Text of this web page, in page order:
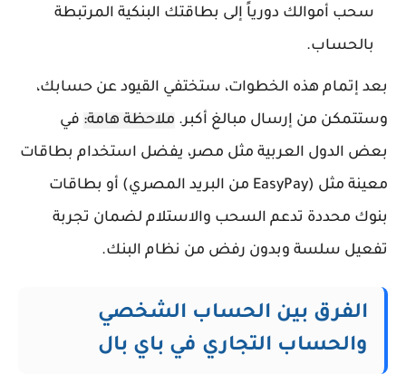
سحب أموالك دورياً إلى بطاقتك البنكية المرتبطة
بالحساب.
بعد إتمام هذه الخطوات، ستختفي القيود عن حسابك،
وستتمكن من إرسال مبالغ أكبر. ملاحظة هامة: في
بعض الدول العربية مثل مصر، يفضل استخدام بطاقات
معينة مثل (EasyPay من البريد المصري) أو بطاقات
بنوك محددة تدعم السحب والاستلام لضمان تجربة
تفعيل سلسة وبدون رفض من نظام البنك.
الفرق بين الحساب الشخصي
والحساب التجاري في باي بال